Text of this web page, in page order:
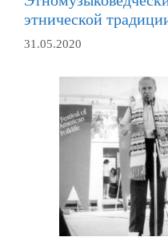
этнической
31.05.2020